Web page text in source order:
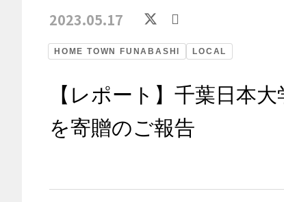
HOME TOWN FUNABASHI LOCAL
2023.05.17
【レポート】千葉日本
を寄贈のご報告